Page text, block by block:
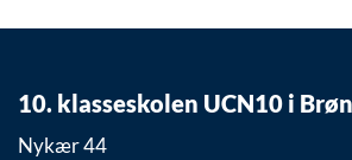
10. klasseskolen UCN10 i
Nykær 44